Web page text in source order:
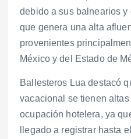
debido a sus balnearios
que genera una alta
provenientes
México y del Estado de
Ballesteros Lua destacó
vacacional se tienen
ocupación hotelera, ya
llegado a registrar hasta